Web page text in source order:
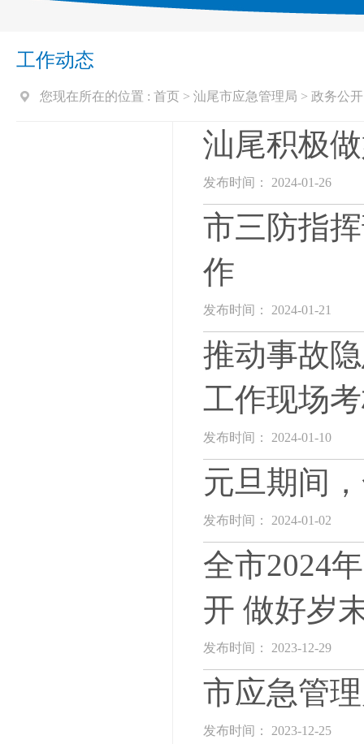
工作动态
您现在所在的位置 : 首页 > 汕尾市应急管理局 > 政务公开
汕尾积极
发布时间： 2024-01-26
市三防指
作
发布时间： 2024-01-21
推动事故
工作现场
发布时间： 2024-01-10
元旦期间
发布时间： 2024-01-02
全市2024
开 做好岁
发布时间： 2023-12-29
市应急管
发布时间： 2023-12-25